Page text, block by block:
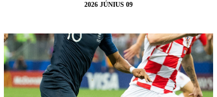
2026 JÚNIUS 09